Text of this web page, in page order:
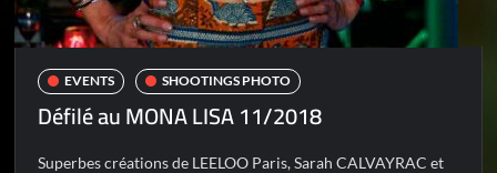
EVENTS SHOOTINGS PHOTO
Défilé au MONA LISA 11/2018
Superbes créations de LEELOO Paris, Sarah CALVAYRAC et